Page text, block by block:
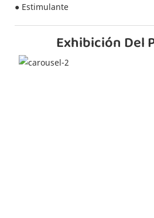
● Estimulante
Exhibición Del